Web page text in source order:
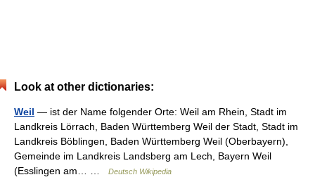
Look at other dictionaries:
Weil — ist der Name folgender Orte: Weil am Rhein, Stadt im
Landkreis Lörrach, Baden Württemberg Weil der Stadt, Stadt im
Landkreis Böblingen, Baden Württemberg Weil (Oberbayern),
Gemeinde im Landkreis Landsberg am Lech, Bayern Weil
(Esslingen am… …
Deutsch Wikipedia